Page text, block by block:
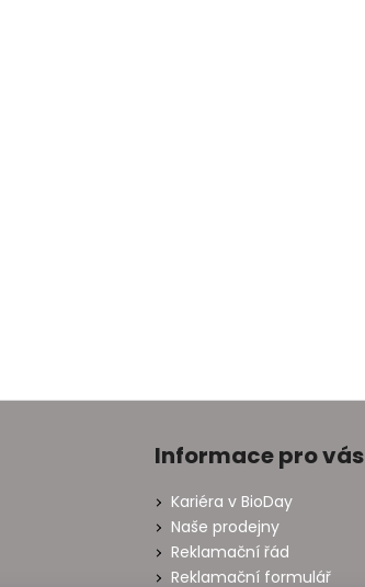
Informace pro vás
Kariéra v BioDay
Naše prodejny
Reklamační řád
Reklamační formulář